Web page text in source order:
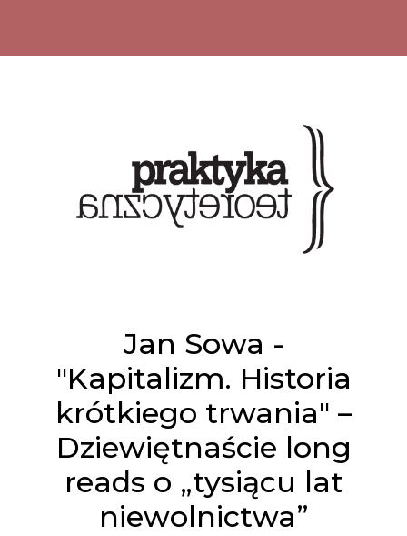
Jan Sowa -
"Kapitalizm. Historia
krótkiego trwania" –
Dziewiętnaście long
reads o „tysiącu lat
niewolnictwa”